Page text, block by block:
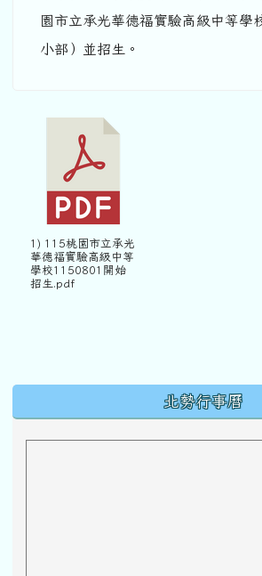
園市立承光華德福實驗高級中等學
小部）並招生。
1) 115桃園市立承光
華德福實驗高級中等
學校1150801開始
招生.pdf
北勢行事曆